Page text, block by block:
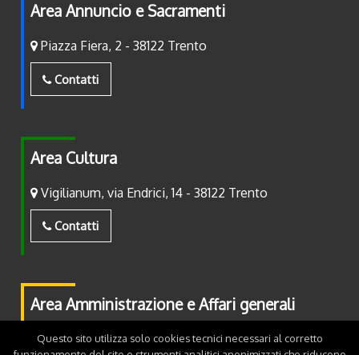
Area Annuncio e Sacramenti
Piazza Fiera, 2 - 38122 Trento
Contatti
Area Cultura
Vigilianum, via Endrici, 14 - 38122 Trento
Contatti
Area Amministrazione e Affari generali
Piazza Fiera, 2 - 38122 Trento
Questo sito utilizza solo cookies tecnici necessari al corretto